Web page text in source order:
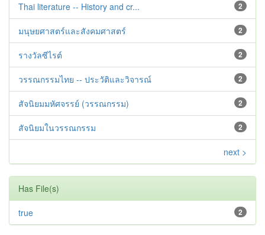
2
Thai literature -- History and cr...
2
มนุษยศาสตร์และสังคมศาสตร์
2
รางวัลซีไรต์
2
วรรณกรรมไทย -- ประวัติและวิจารณ์
2
สัจนิยมมหัศจรรย์ (วรรณกรรม)
2
สัจนิยมในวรรณกรรม
next >
Has File(s)
2
true